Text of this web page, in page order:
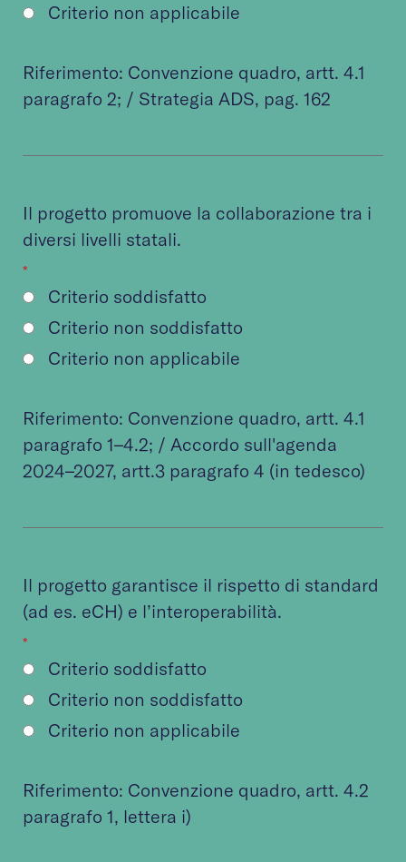
Criterio non applicabile
Riferimento: Convenzione quadro, artt. 4.1
paragrafo 2; / Strategia ADS, pag. 16​​​​​​2
Il progetto promuove la collaborazione tra i
diversi livelli statali.
*
Criterio soddisfatto
Criterio non soddisfatto
Criterio non applicabile
Riferimento: Convenzione quadro, artt. 4.1
paragrafo 1–4.2; / Accordo sull'agenda
2024–2027, artt.3 paragrafo 4 (in tedesco)
Il progetto garantisce il rispetto di standard
(ad es. eCH) e l’interoperabilità.
*
Criterio soddisfatto
Criterio non soddisfatto
Criterio non applicabile
Riferimento: Convenzione quadro, artt. 4.2
paragrafo 1, lettera i)